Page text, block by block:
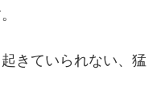
きていられない、猛